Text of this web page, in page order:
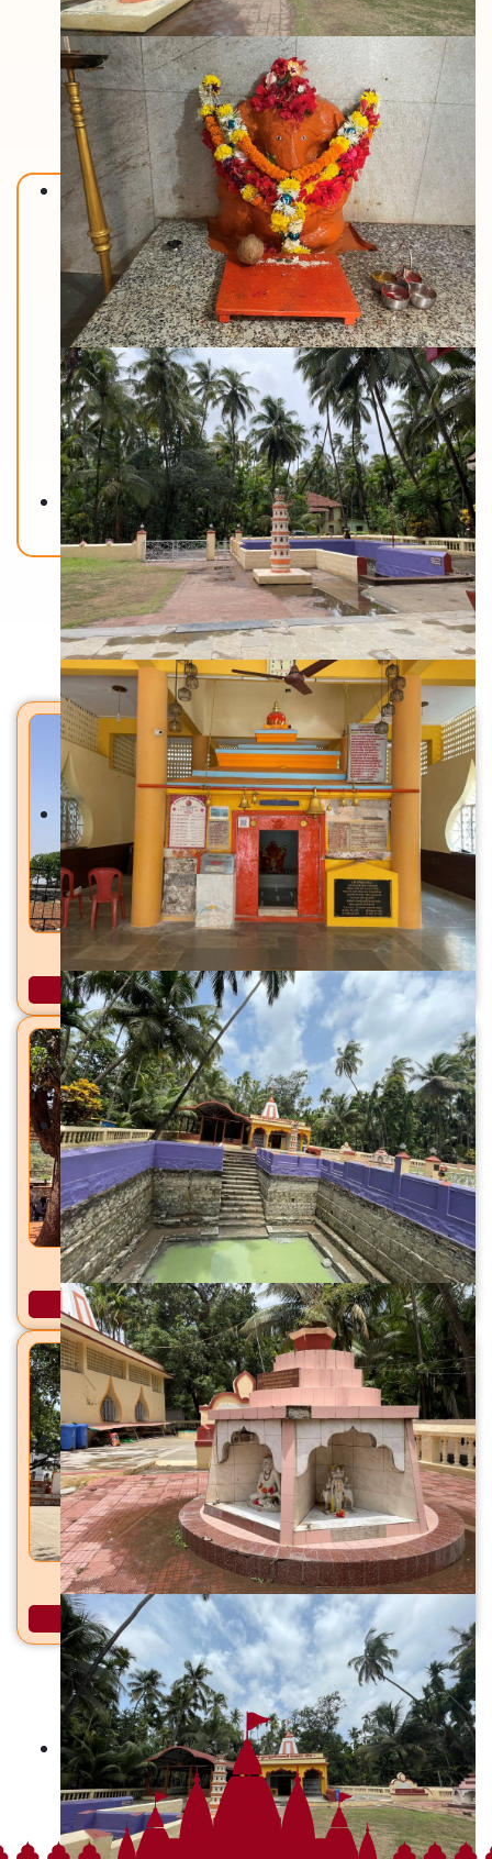
Back To Home
मंदिरे
जर्सेश्वर महादेव मंदिर सांगरूण, ता. हवेली, जि. पुणे
अधिक माहिती
शिरकाई देवी मंदिर शिरकोली, ता. वेल्हे (राजगड), जि. पुणे
अधिक माहिती
धारेश्वर महादेव मंदिर धायरी, सिंहगड रस्ता, पुणे
अधिक माहिती